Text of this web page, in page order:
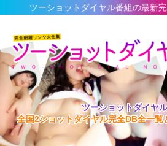
トダイヤル番組の最新完全データベース
ツーショットダイヤ
全国2ショットダイヤル完全DB全一覧